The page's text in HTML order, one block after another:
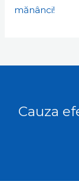
mănânci!
Cauza